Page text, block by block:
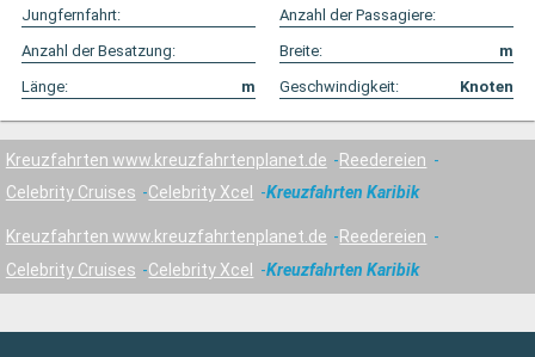
Jungfernfahrt:
Anzahl der Passagiere:
Anzahl der Besatzung:
Breite:
m
Länge:
m Geschwindigkeit: Knoten
Kreuzfahrten www.kreuzfahrtenplanet.de
Reedereien
Celebrity Cruises
Celebrity Xcel Kreuzfahrten Karibik
Kreuzfahrten www.kreuzfahrtenplanet.de
Reedereien
Celebrity Cruises
Celebrity Xcel Kreuzfahrten Karibik